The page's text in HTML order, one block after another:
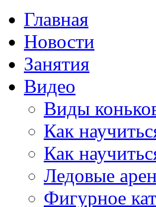
Главная
Новости
Занятия
Видео
Виды
Как
Как
Ледовые
Фигурное